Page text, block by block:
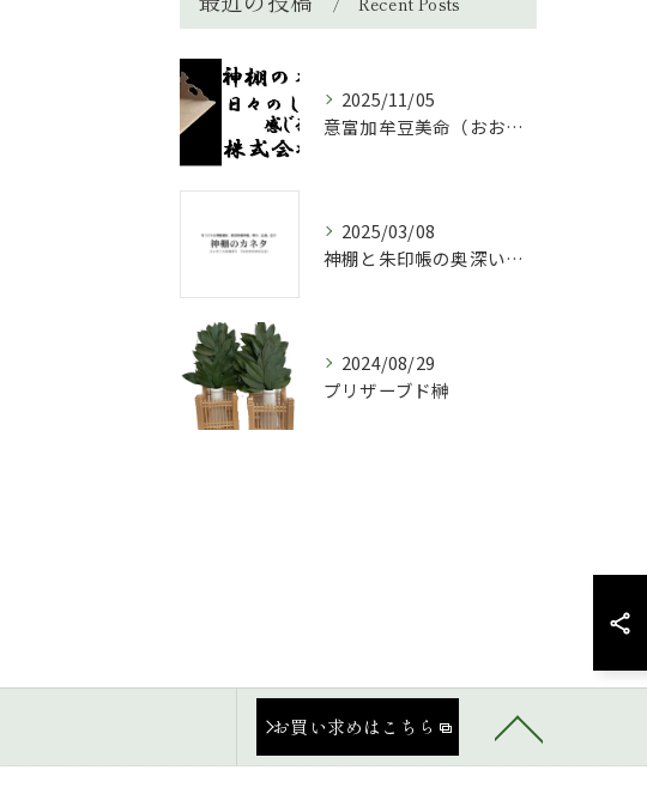
2025/11/05
意富加牟豆美命（おおかむづみのみこと）
2025/03/08
神棚と朱印帳の奥深い関係
2024/08/29
プリザーブド榊
お買い求めはこちら